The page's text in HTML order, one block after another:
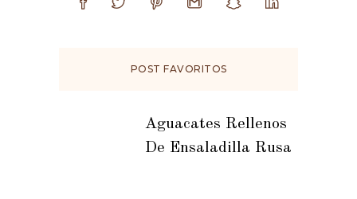
POST FAVORITOS
Aguacates Rellenos
De Ensaladilla Rusa